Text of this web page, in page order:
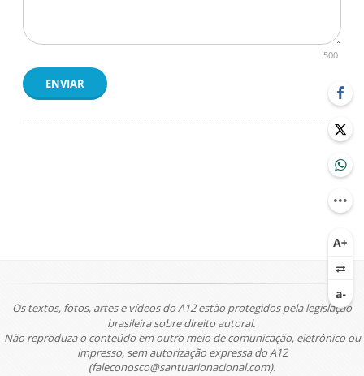
500
ENVIAR
Os textos, fotos, artes e vídeos do A12 estão protegidos pela legislação
brasileira sobre direito autoral.
Não reproduza o conteúdo em outro meio de comunicação, eletrônico ou
impresso, sem autorização expressa do A12
(faleconosco@santuarionacional.com).